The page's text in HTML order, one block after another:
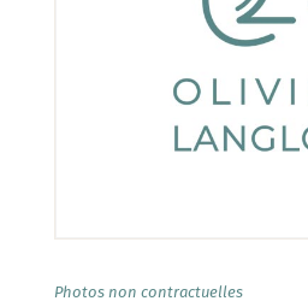
Photos non contractuelles